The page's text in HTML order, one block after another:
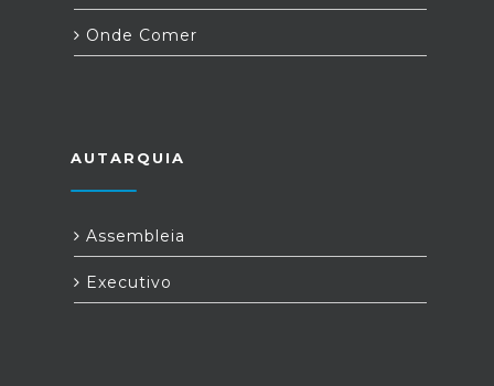
Onde Comer
AUTARQUIA
Assembleia
Executivo